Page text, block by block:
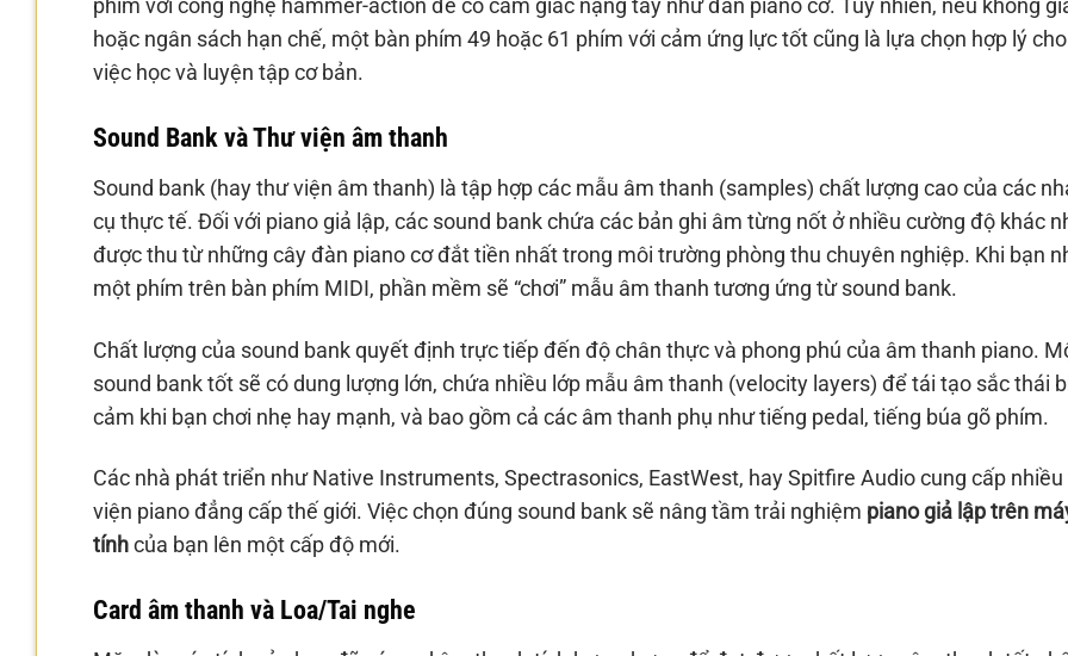
phím với công nghệ hammer-action để có cảm giác nặng tay như đàn piano cơ. Tuy nhiên, nếu không
hoặc ngân sách hạn chế, một bàn phím 49 hoặc 61 phím với cảm ứng lực tốt cũng là lựa chọn hợp lý cho
việc học và luyện tập cơ bản.
Sound Bank và Thư viện âm thanh
Sound bank (hay thư viện âm thanh) là tập hợp các mẫu âm thanh (samples) chất lượng cao của các
cụ thực tế. Đối với piano giả lập, các sound bank chứa các bản ghi âm từng nốt ở nhiều cường độ khác
được thu từ những cây đàn piano cơ đắt tiền nhất trong môi trường phòng thu chuyên nghiệp. Khi bạn
một phím trên bàn phím MIDI, phần mềm sẽ “chơi” mẫu âm thanh tương ứng từ sound bank.
Chất lượng của sound bank quyết định trực tiếp đến độ chân thực và phong phú của âm thanh piano.
sound bank tốt sẽ có dung lượng lớn, chứa nhiều lớp mẫu âm thanh (velocity layers) để tái tạo sắc thái
cảm khi bạn chơi nhẹ hay mạnh, và bao gồm cả các âm thanh phụ như tiếng pedal, tiếng búa gõ phím.
Các nhà phát triển như Native Instruments, Spectrasonics, EastWest, hay Spitfire Audio cung cấp
viện piano đẳng cấp thế giới. Việc chọn đúng sound bank sẽ nâng tầm trải nghiệm piano giả lập trên
tínhcủa bạn lên một cấp độ mới.
Card âm thanh và Loa/Tai nghe